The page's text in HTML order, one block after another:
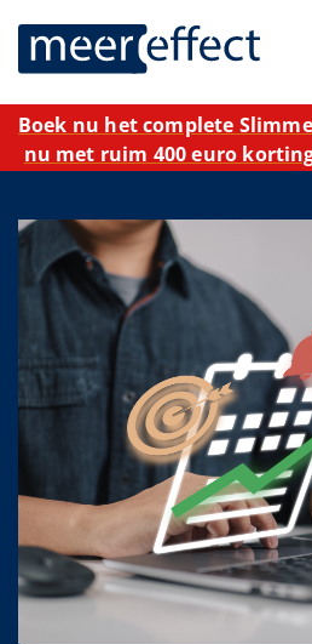
Boek nu het complete
nu met ruim 400 euro